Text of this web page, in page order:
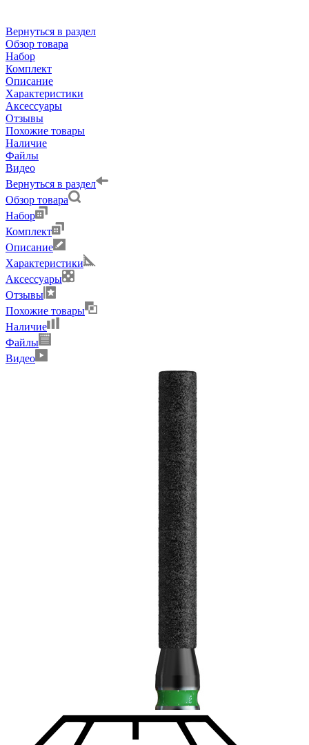
Вернуться в раздел
Обзор товара
Набор
Комплект
Описание
Характеристики
Аксессуары
Отзывы
Похожие товары
Наличие
Файлы
Видео
Вернуться в раздел
Обзор товара
Набор
Комплект
Описание
Характеристики
Аксессуары
Отзывы
Похожие товары
Наличие
Файлы
Видео